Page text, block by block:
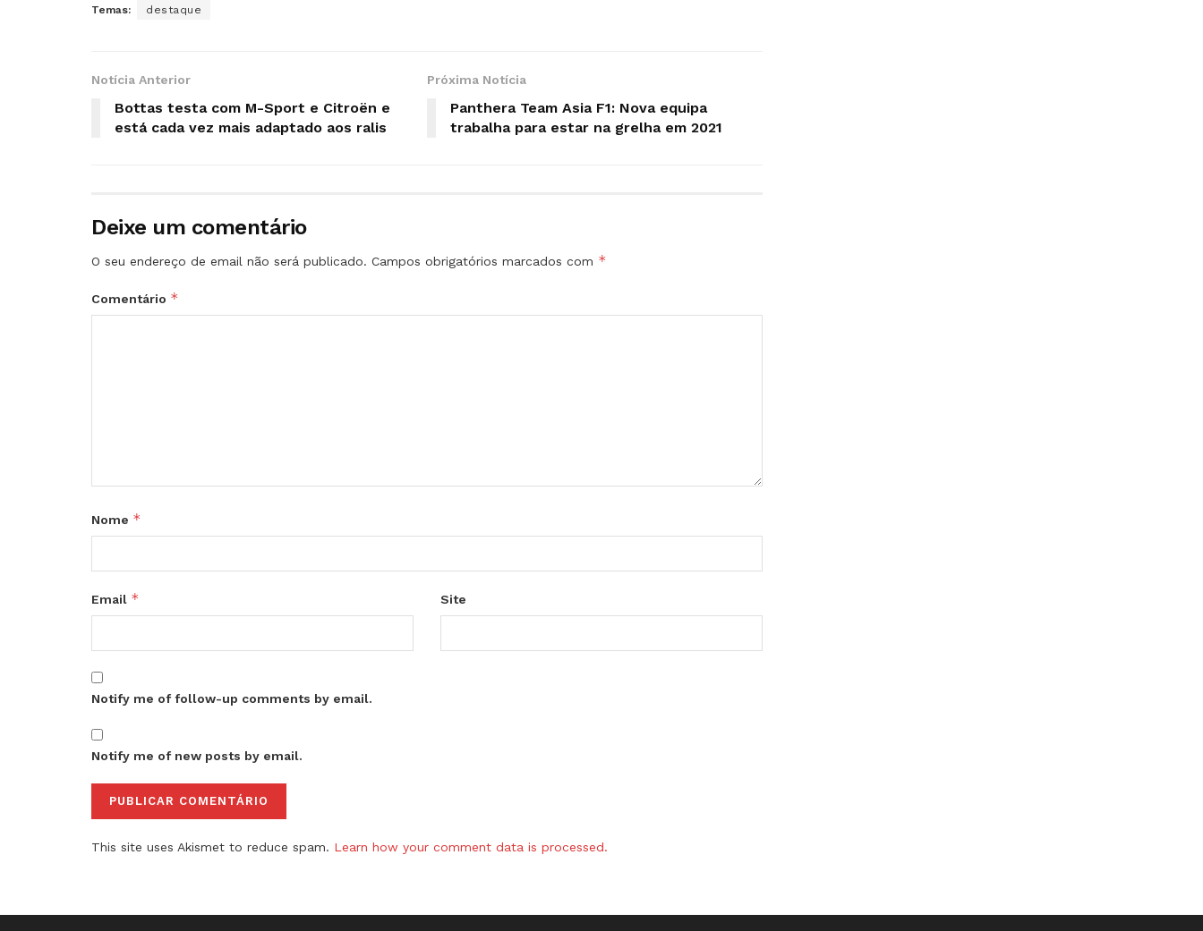
Temas: destaque
Notícia Anterior
Bottas testa com M-Sport e Citroën e
está cada vez mais adaptado aos ralis
Próxima Notícia
Panthera Team Asia F1: Nova equipa
trabalha para estar na grelha em 2021
Deixe um comentário
O seu endereço de email não será publicado. Campos obrigatórios marcados com *
Comentário *
Nome *
Email * Site
Notify me of follow-up comments by email.
Notify me of new posts by email.
This site uses Akismet to reduce spam. Learn how your comment data is processed.